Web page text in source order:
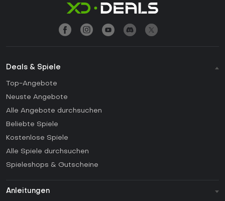
Deals & Spiele
Top-Angebote
Neuste Angebote
Alle Angebote durchsuchen
Beliebte Spiele
Kostenlose Spiele
Alle Spiele durchsuchen
Spieleshops & Gutscheine
Anleitungen